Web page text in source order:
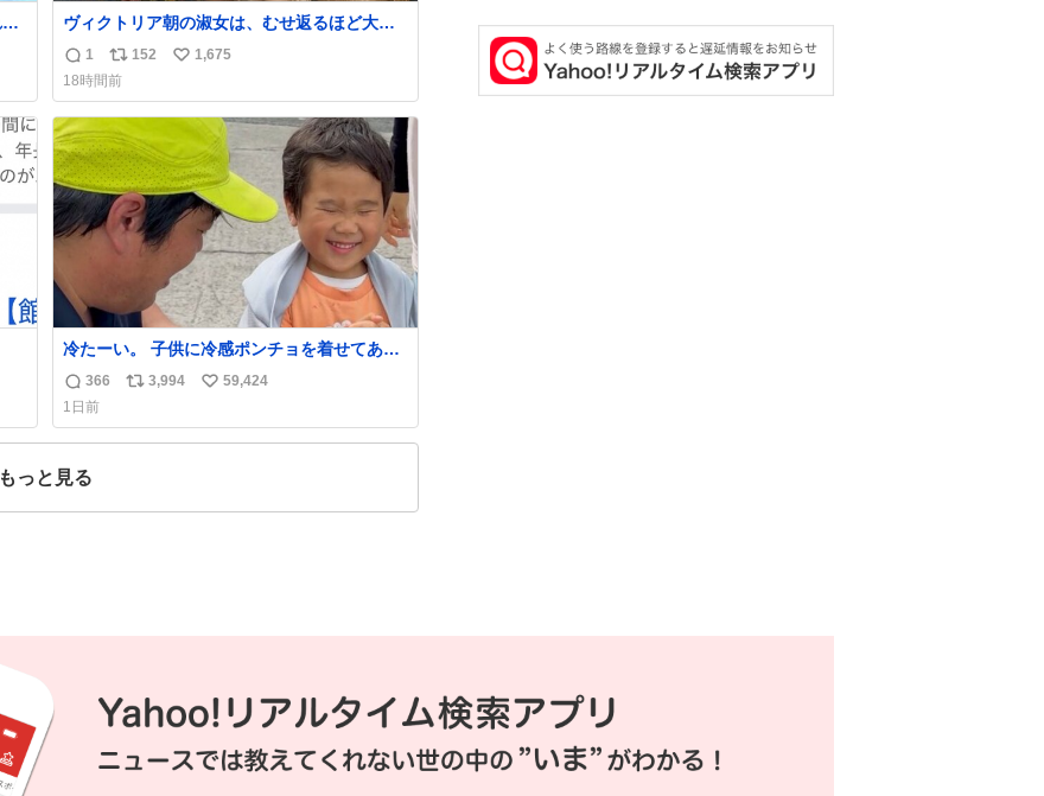
ヴィクトリア朝の淑女は、むせ返るほど大量
の香水を身につけるものではないとされてい
た。それでも香水は、髪や肌の手入れと同じ
くらい、ヴィクトリア朝の女性達の美容習慣
に欠かせないものだった。 当時の香水は、現
在私たちが知る香水よりも単純な組成で、そ
の大部分は薔薇、菫、ベルガモット、
返
信
数
1
リ
ポ
ス
ト
数
152
い
ね
1,675
18時間前
冷たーい。 子供に冷感ポンチョを着せてあげ
たら大はしゃぎで喜んでくれました。 こんな
素敵な代物を提供してくれた山口県の恩師に
感謝。
返
信
数
366
リ
ス
3,994
い
ね
59,424
1日前
もっと見る